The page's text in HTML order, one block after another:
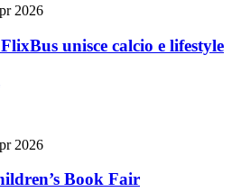
2026
unisce calcio e lifestyle
2026
Book Fair